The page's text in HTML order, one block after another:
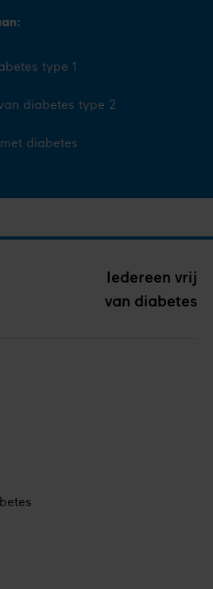
type 1
diabetes type 2
diabetes
Iedereen vrij
van diabetes